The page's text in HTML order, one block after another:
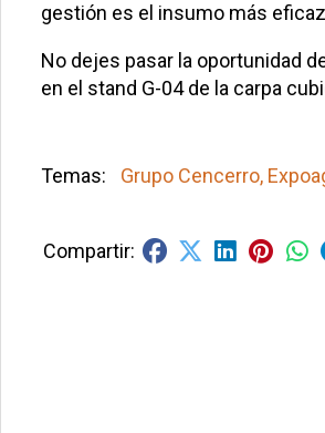
gestión es el insumo más
No dejes pasar la oportunidad
en el stand G-04 de la carpa
Grupo Cencerro,